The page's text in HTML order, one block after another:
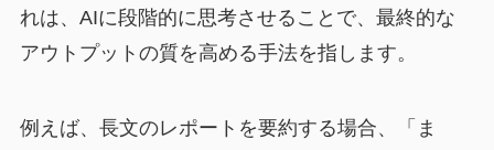
れは、AIに段階的に思考させることで、最終的な
アウトプットの質を高める手法を指します。
例えば、長文のレポートを要約する場合、「ま